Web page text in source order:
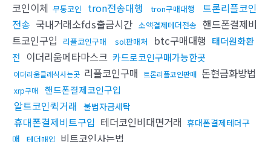
코인이체 무통코인 tron전송대행 tron구매대행
트론리플코인
전송 국내거래소fds출금시간 소액결제테더전송 핸드폰결제비
트코인구입
리플코인구매 sol판매처 btc구매대행 태더원화환
전 이더리움메타마스크 카드로코인구매가능한곳
이더리움클레식사는곳 리플코인구매 트론리플코인판매 돈현금화방법
xrp구매 핸드폰결제코인구입
알트코인퀵거래 불법자금세탁
휴대폰결제비트구입 테더코인비대면거래 휴대폰결제테더구
매
테더매입 비트코인사는법